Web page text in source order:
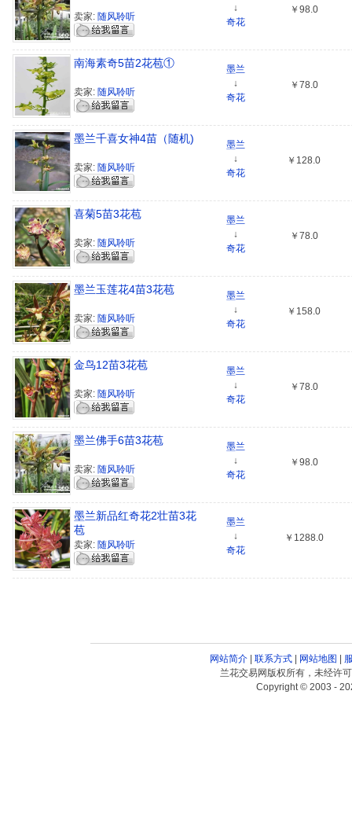
卖家: 随风聆听
↓
奇花
￥98.0
南海素奇5苗2花苞①
卖家: 随风聆听
墨兰
↓
奇花
￥78.0
墨兰千喜女神4苗（随机)
卖家: 随风聆听
墨兰
↓
奇花
￥128.0
喜菊5苗3花苞
卖家: 随风聆听
墨兰
↓
奇花
￥78.0
墨兰玉莲花4苗3花苞
卖家: 随风聆听
墨兰
↓
奇花
￥158.0
金鸟12苗3花苞
卖家: 随风聆听
墨兰
↓
奇花
￥78.0
墨兰佛手6苗3花苞
卖家: 随风聆听
墨兰
↓
奇花
￥98.0
墨兰新品红奇花2壮苗3花
苞
卖家: 随风聆听
墨兰
↓
奇花
￥1288.0
网站简介| 联系方式| 网站地图
兰花交易网版权所有，未经许
Copyright © 2003 -